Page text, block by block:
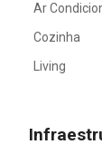
Ar
Cozinha
Living